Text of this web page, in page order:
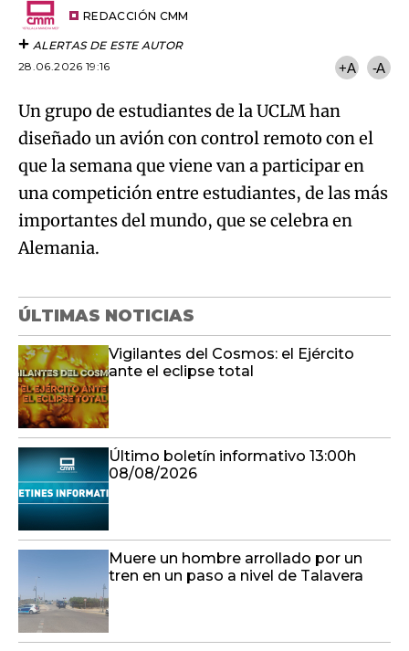
REDACCIÓN CMM
ALERTAS DE ESTE AUTOR
28.06.2026 19:16
+A -A
Un grupo de estudiantes de la UCLM han
diseñado un avión con control remoto con el
que la semana que viene van a participar en
una competición entre estudiantes, de las más
importantes del mundo, que se celebra en
Alemania.
ÚLTIMAS NOTICIAS
Vigilantes del Cosmos: el Ejército
ante el eclipse total
Último boletín informativo 13:00h
08/08/2026
Muere un hombre arrollado por un
tren en un paso a nivel de Talavera